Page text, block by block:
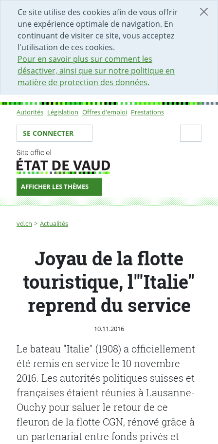
Ce site utilise des cookies afin de vous offrir
une expérience optimale de navigation. En
continuant de visiter ce site, vous acceptez
l'utilisation de ces cookies.
Pour en savoir plus sur comment les
désactiver, ainsi que sur notre politique en
matière de protection des données.
DÉBUT DU CONTENU DE LA PAGE
ACCÈS AU CHAMP DE RECHERCHE
PAGE D'ACCUEIL
FORMULAIRE DE CONTACT
Sous-navigation
Autorités Législation Offres d'emploi Prestations
Votre identité
SE CONNECTER
AFFICHER LES THÈMES
Fil d'Ariane
vd.ch Actualités
Joyau de la flotte touristique, l'"Italie" reprend du
Joyau de la flotte
touristique, l'"Italie"
reprend du service
Publié le
10.11.2016
Le bateau "Italie" (1908) a officiellement
été remis en service le 10 novembre
2016. Les autorités politiques suisses et
françaises étaient réunies à Lausanne-
Ouchy pour saluer le retour de ce
fleuron de la flotte CGN, rénové grâce à
un partenariat entre fonds privés et